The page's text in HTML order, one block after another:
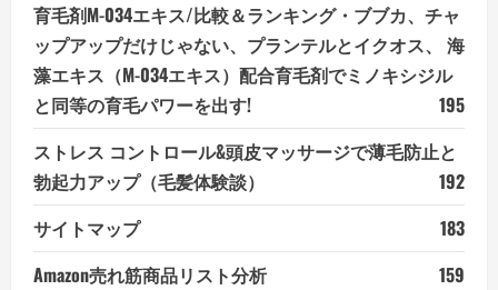
育毛剤M-034エキス/比較＆ランキング・ブブカ、チャ
ップアップだけじゃない、プランテルとイクオス、 海
藻エキス（M-034エキス）配合育毛剤でミノキシジル
と同等の育毛パワーを出す!
195
ストレス コントロール&頭皮マッサージで薄毛防止と
勃起力アップ（毛髪体験談）
192
サイトマップ
183
Amazon売れ筋商品リスト分析
159